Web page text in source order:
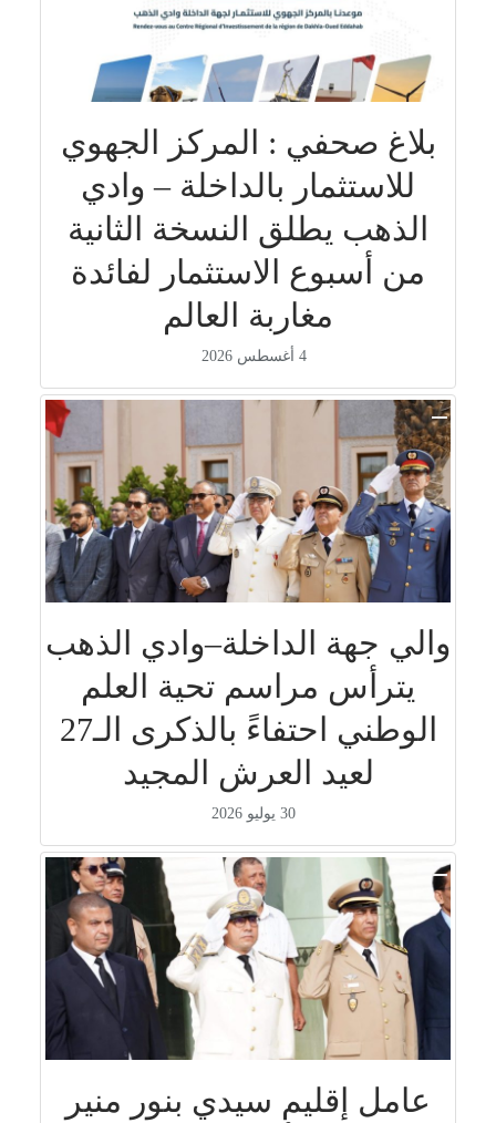
بلاغ صحفي : المركز الجهوي
للاستثمار بالداخلة – وادي
الذهب يطلق النسخة الثانية
من أسبوع الاستثمار لفائدة
مغاربة العالم
4 أغسطس 2026
والي جهة الداخلة–وادي الذهب
يترأس مراسم تحية العلم
الوطني احتفاءً بالذكرى الـ27
لعيد العرش المجيد
30 يوليو 2026
عامل إقليم سيدي بنور منير